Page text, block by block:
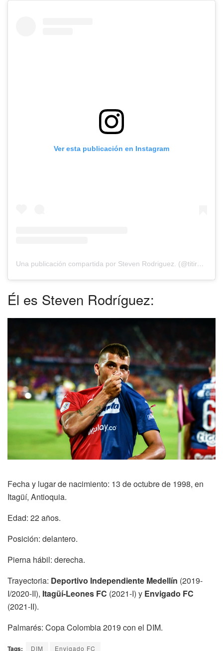
Ver esta publicación en Instagram
Una publicación compartida por Steven Rodriguez. (@titirodriguez23)
Él es Steven Rodríguez:
Fecha y lugar de nacimiento: 13 de octubre de 1998, en
Itagüí, Antioquia.
Edad: 22 años.
Posición: delantero.
Pierna hábil: derecha.
Trayectoria: Deportivo Independiente Medellín (2019-
I/2020-II), Itagüí-Leones FC (2021-I) y Envigado FC
(2021-II).
Palmarés: Copa Colombia 2019 con el DIM.
Tags: DIM Envigado FC